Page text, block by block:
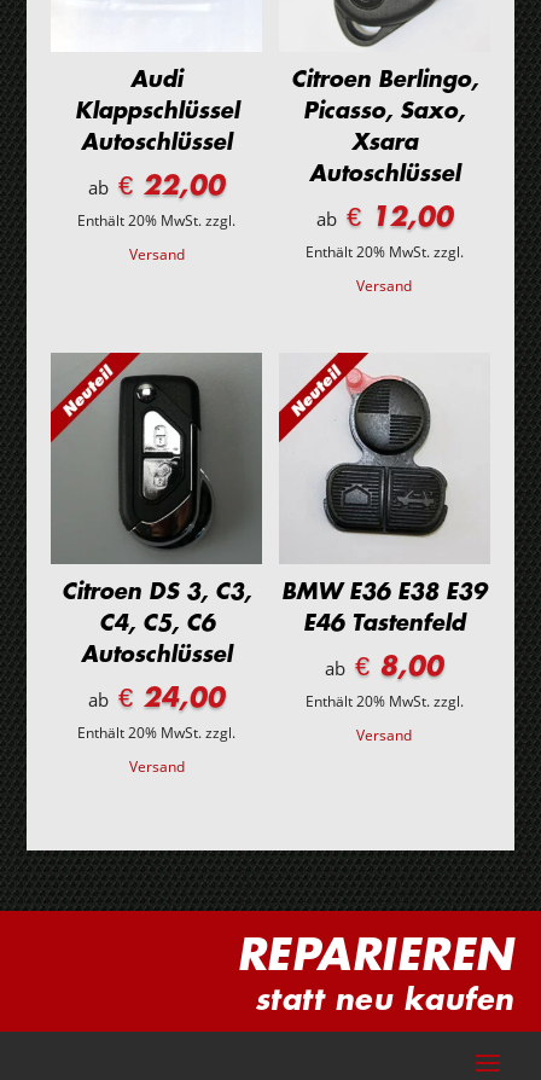
Audi
Klappschlüssel
Autoschlüssel
ab € 22,00
Enthält 20% MwSt.zzgl.
Versand
Citroen Berlingo,
Picasso, Saxo,
Xsara
Autoschlüssel
ab€ 12,00
Enthält 20% MwSt.zzgl.
Versand
Citroen DS 3, C3,
C4, C5, C6
Autoschlüssel
ab € 24,00
Enthält 20% MwSt.zzgl.
Versand
BMW E36 E38 E39
E46 Tastenfeld
ab € 8,00
Enthält 20% MwSt.zzgl.
Versand
REPARIEREN
statt neu kaufen